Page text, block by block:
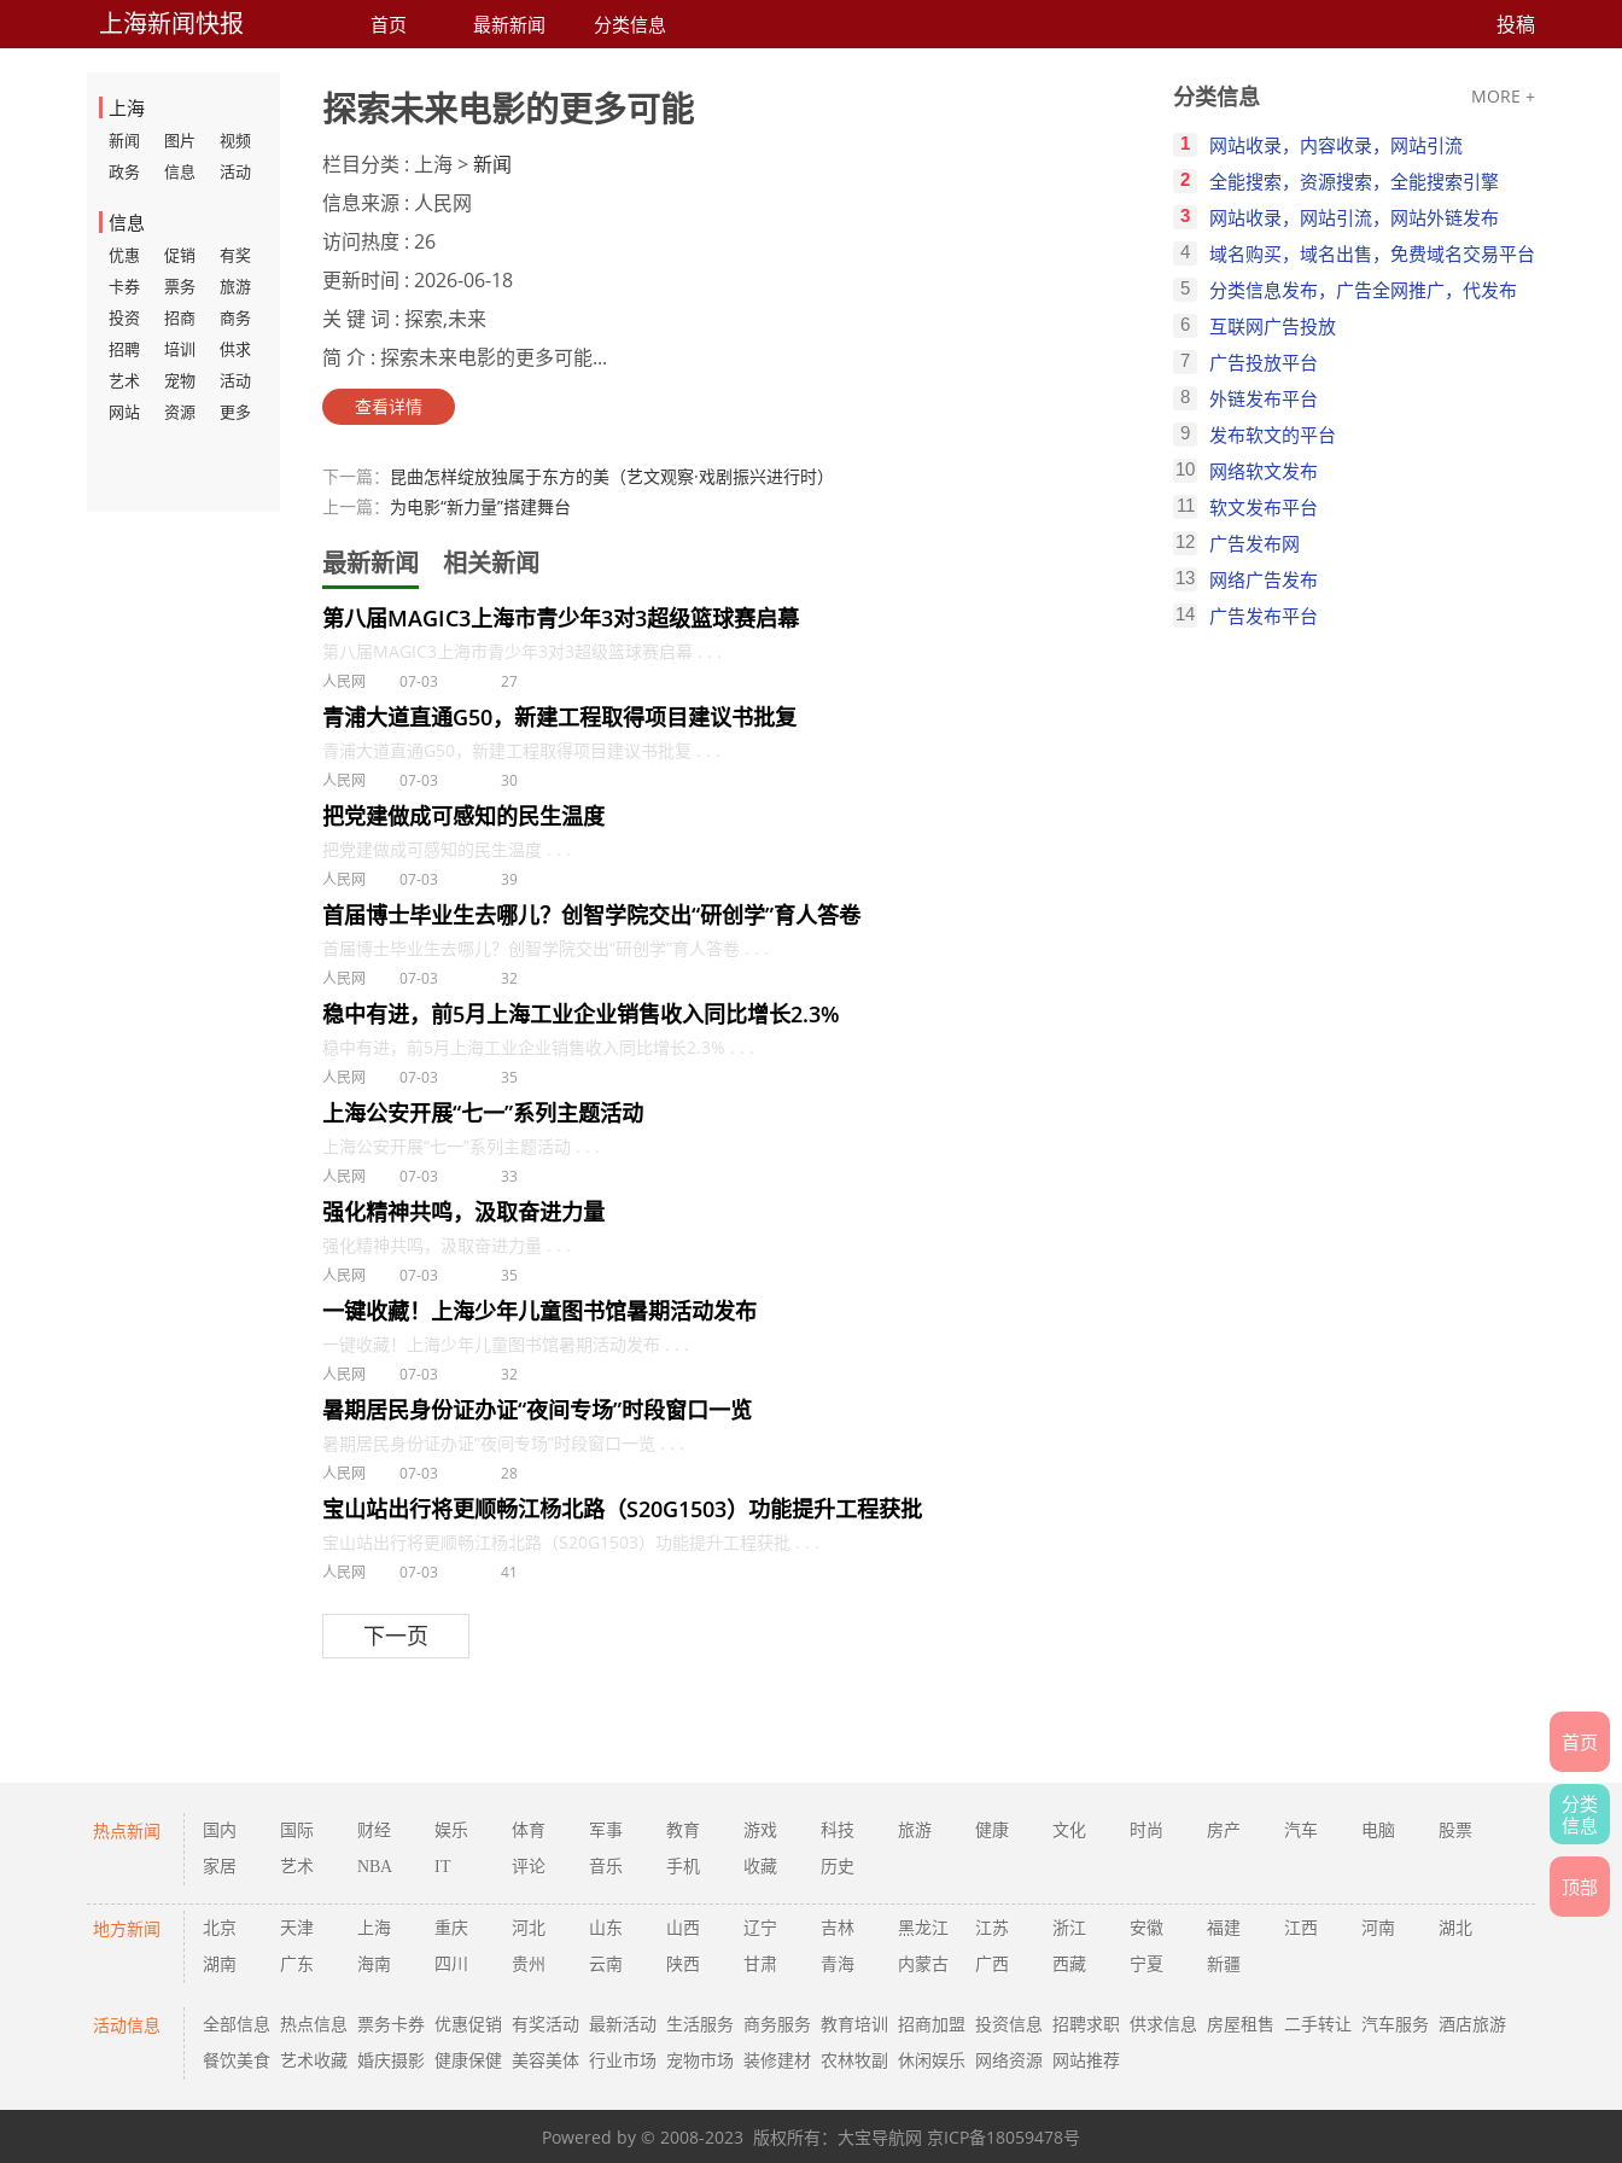
上海新闻快报 首页 最新新闻 分类信息 投稿
上海
新闻 图片
视频
政务
信息 活动
信息
优惠 促销
有奖
卡券
票务
旅游
投资
招商
商务
招聘
培训
供求
艺术
宠物
活动
网站
资源 更多
探索未来电影的更多可能
栏目分类 : 上海 >新闻
信息来源 : 人民网
访问热度 : 26
更新时间 : 2026-06-18
关 键 词 : 探索,未来
简 介 : 探索未来电影的更多可能...
查看详情
下一篇： 昆曲怎样绽放独属于东方的美（艺文观察·戏剧振兴进行时）
上一篇： 为电影“新力量”搭建舞台
最新新闻 相关新闻
第八届MAGIC3上海市青少年3对3超级篮球赛启幕
第八届MAGIC3上海市青少年3对3超级篮球赛启幕 . . .
人民网 07-03 27
青浦大道直通G50，新建工程取得项目建议书批复
青浦大道直通G50，新建工程取得项目建议书批复 . . .
人民网 07-03 30
把党建做成可感知的民生温度
把党建做成可感知的民生温度 . . .
人民网 07-03 39
首届博士毕业生去哪儿？创智学院交出“研创学”育人答卷
首届博士毕业生去哪儿？创智学院交出“研创学”育人答卷 . . .
人民网 07-03 32
稳中有进，前5月上海工业企业销售收入同比增长2.3%
稳中有进，前5月上海工业企业销售收入同比增长2.3% . . .
人民网 07-03 35
上海公安开展“七一”系列主题活动
上海公安开展“七一”系列主题活动 . . .
人民网 07-03 33
强化精神共鸣，汲取奋进力量
强化精神共鸣，汲取奋进力量 . . .
人民网 07-03 35
一键收藏！上海少年儿童图书馆暑期活动发布
一键收藏！上海少年儿童图书馆暑期活动发布 . . .
人民网 07-03 32
暑期居民身份证办证“夜间专场”时段窗口一览
暑期居民身份证办证“夜间专场”时段窗口一览 . . .
人民网 07-03 28
宝山站出行将更顺畅江杨北路（S20G1503）功能提升工程获批
宝山站出行将更顺畅江杨北路（S20G1503）功能提升工程获批 . . .
人民网 07-03 41
下一页
分类信息 MORE +
1 网站收录，内容收录，网站引流
2 全能搜索，资源搜索，全能搜索引擎
3 网站收录，网站引流，网站外链发布
4 域名购买，域名出售，免费域名交易平台
5 分类信息发布，广告全网推广，代发布
6 互联网广告投放
7 广告投放平台
8 外链发布平台
9 发布软文的平台
10 网络软文发布
11 软文发布平台
12 广告发布网
13 网络广告发布
14 广告发布平台
首页
分类
信息
顶部
热点新闻 国内 国际 财经 娱乐 体育 军事 教育 游戏 科技 旅游 健康 文化 时尚 房产 汽车 电脑
股票
家居
艺术 NBA IT 评论 音乐 手机 收藏 历史
地方新闻 北京 天津 上海 重庆 河北 山东 山西 辽宁 吉林 黑龙江 江苏 浙江 安徽 福建 江西 河南
湖北
湖南
广东 海南 四川 贵州 云南 陕西 甘肃 青海 内蒙古 广西 西藏 宁夏 新疆
活动信息 全部信息 热点信息 票务卡券 优惠促销 有奖活动 最新活动 生活服务 商务服务 教育培训 招商加盟 投资信息 招聘求职 供求信息 房屋租售 二手转让 汽车服务 酒店旅游
餐饮美食 艺术收藏 婚庆摄影 健康保健 美容美体 行业市场 宠物市场 装修建材 农林牧副 休闲娱乐 网络资源 网站推荐
Powered by © 2008-2023 版权所有： 大宝导航网 京ICP备18059478号